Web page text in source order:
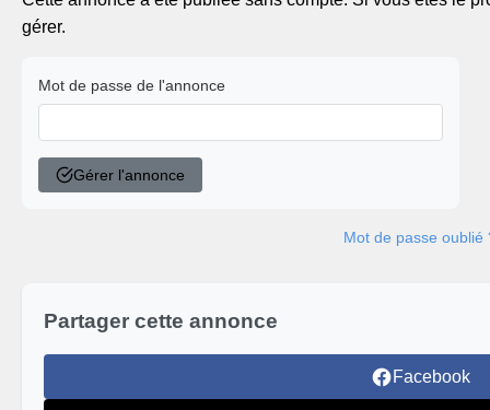
gérer.
Mot de passe de l'annonce
Gérer l'annonce
Mot de passe oublié
Partager cette annonce
Facebook